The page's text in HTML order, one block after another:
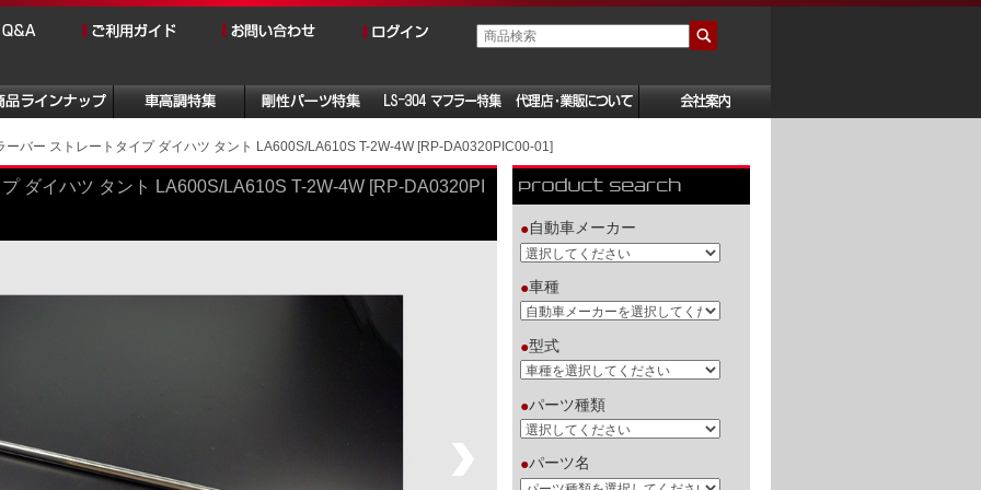
ーバー ストレートタイプ ダイハツ タント LA600S/LA610S T-2W-4W [RP-DA0320PIC00-01]
ダイハツ タント LA600S/LA610S T-2W-4W [RP-DA0320PI
●自動車メーカー
●車種
●型式
●パーツ種類
●パーツ名